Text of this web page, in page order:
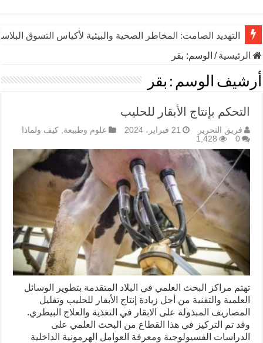
التهديد الصامت: المخاطر الصحية والبيئية لأكياس التسوق
الرئيسية/ الوسم: بقر
أرشيف الوسم : بقر
التحكم بإنتاج الأبقار للحليب
فريق التحرير 21 فبراير، 2024 علوم وطبيعة, كيف ولماذا
0
1,428
تهتم مراكز البحث العلمي في البلاد المتقدمة بتطوير الوسائل
العلمية والتقنية من أجل زيادة إنتاج الأبقار للحليب وتقليل
المصاريف المبذولة على الابقار في التغذية والعلاج البيطري.
وقد تم التركيز في هذا القطاع من البحث العلمي على
الدراسات الفسيولوجية ومعرفة العوامل الهرمونية الداخلية